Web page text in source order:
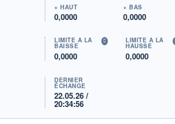
+ HAUT
0,0000
+ BAS
0,0000
LIMITE À LA
BAISSE
0,0000
LIMITE À LA
HAUSSE
0,0000
DERNIER
ÉCHANGE
22.05.26 /
20:34:56